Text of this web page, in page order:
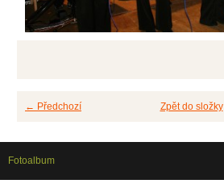
← Předchozí Zpět do složky
Fotoalbum